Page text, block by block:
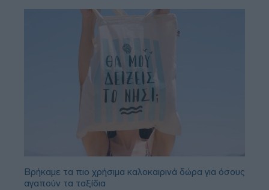
Βρήκαμε τα πιο χρήσιμα καλοκαιρινά δώρα για όσους
αγαπούν τα ταξίδια